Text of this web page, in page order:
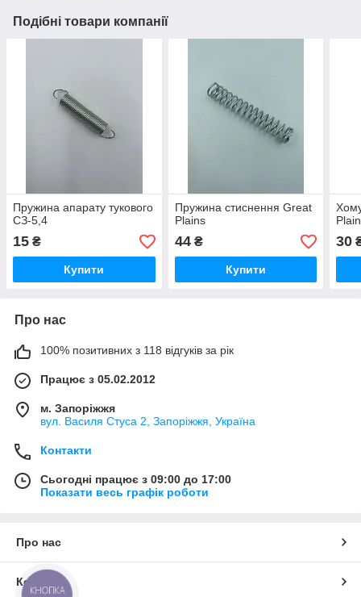
Подібні товари компанії
Пружина апарату тукового
СЗ-5,4
15 ₴
Купити
Пружина стиснення Great
Plains
44₴
Купити
30
Про нас
100% позитивних з 118 відгуків за рік
Працює з 05.02.2012
м. Запоріжжя
вул. Василя Стуса 2, Запоріжжя, Україна
Контакти
Сьогодні працює з 09:00 до 17:00
Показати весь графік роботи
Про нас
Контакти
КНОПКА